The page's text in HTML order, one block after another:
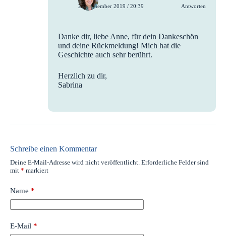
28. September 2019 / 20:39 Antworten
Danke dir, liebe Anne, für dein Dankeschön
und deine Rückmeldung! Mich hat die
Geschichte auch sehr berührt.
Herzlich zu dir,
Sabrina
Schreibe einen Kommentar
Deine E-Mail-Adresse wird nicht veröffentlicht. Erforderliche Felder sind
mit * markiert
Name *
E-Mail *